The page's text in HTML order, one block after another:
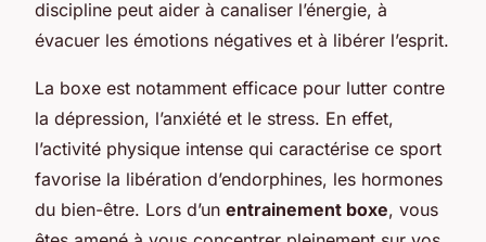
discipline peut aider à canaliser l’énergie, à
évacuer les émotions négatives et à libérer l’esprit.
La boxe est notamment efficace pour lutter contre
la dépression, l’anxiété et le stress. En effet,
l’activité physique intense qui caractérise ce sport
favorise la libération d’endorphines, les hormones
du bien-être. Lors d’un entrainement boxe, vous